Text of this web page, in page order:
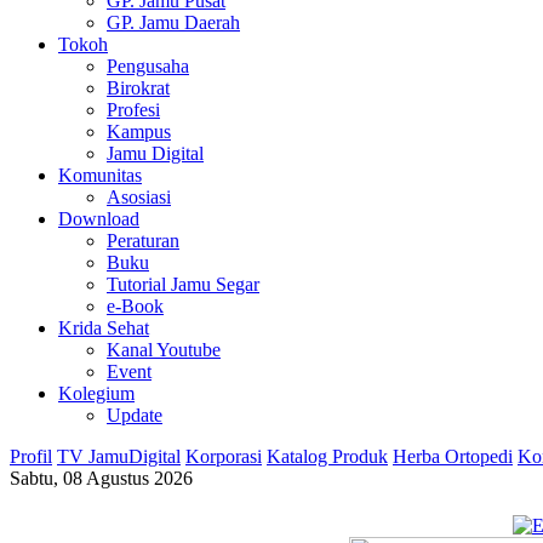
GP. Jamu Daerah
Tokoh
Pengusaha
Birokrat
Profesi
Kampus
Jamu Digital
Komunitas
Asosiasi
Download
Peraturan
Buku
Tutorial Jamu Segar
e-Book
Krida Sehat
Kanal Youtube
Event
Kolegium
Update
Profil TV JamuDigital Korporasi Katalog Produk Herba Ortopedi
Sabtu, 08 Agustus 2026